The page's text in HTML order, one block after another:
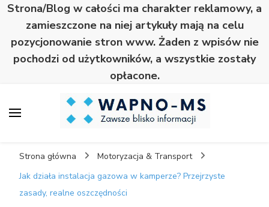
Strona/Blog w całości ma charakter reklamowy, a
zamieszczone na niej artykuły mają na celu
pozycjonowanie stron www. Żaden z wpisów nie
pochodzi od użytkowników, a wszystkie zostały
opłacone.
Strona główna
Motoryzacja & Transport
Jak działa instalacja gazowa w kamperze? Przejrzyste
zasady, realne oszczędności